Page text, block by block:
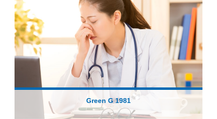
Green G 1981